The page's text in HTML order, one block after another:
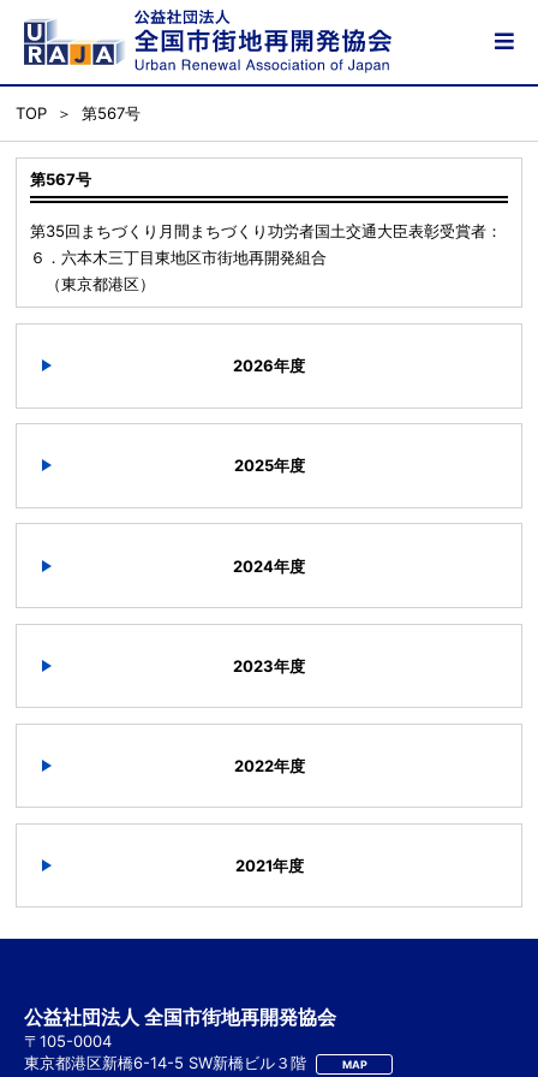
TOP 第567号
第567号
第35回まちづくり月間まちづくり功労者国土交通大臣表彰受賞者：
６．六本木三丁目東地区市街地再開発組合
（東京都港区）
2026年度
2025年度
2024年度
2023年度
2022年度
2021年度
公益社団法人 全国市街地再開発協会
〒105-0004
東京都港区新橋6-14-5 SW新橋ビル３階
MAP